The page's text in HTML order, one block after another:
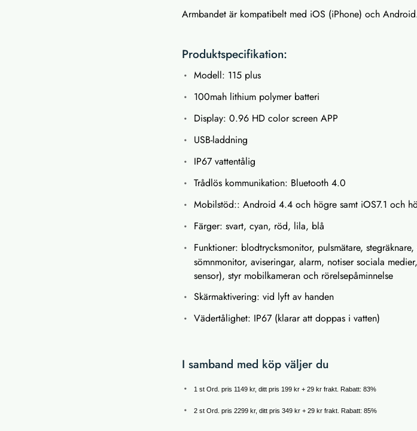
Armbandet är kompatibelt med iOS (iPhone) och
Produktspecifikation:
Modell: 115 plus
100mah lithium polymer batteri
Display: 0.96 HD color screen APP
USB-laddning
IP67 vattentålig
Trådlös kommunikation: Bluetooth 4.0
Mobilstöd:: Android 4.4 och högre samt iOS7.1 och
Färger: svart, cyan, röd, lila, blå
Funktioner: blodtrycksmonitor, pulsmätare,
sömnmonitor, aviseringar, alarm, notiser sociala
sensor), styr mobilkameran och rörelsepåminnelse
Skärmaktivering: vid lyft av handen
Vädertålighet: IP67 (klarar att doppas i vatten)
I samband med köp väljer du
1 st Ord. pris 1149 kr, ditt pris 199 kr + 29 kr frakt. Rabatt: 83%
2 st Ord. pris 2299 kr, ditt pris 349 kr + 29 kr frakt. Rabatt: 85%